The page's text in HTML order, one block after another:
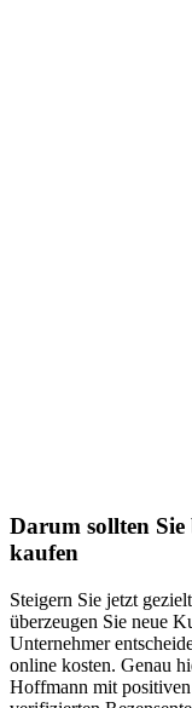
Darum sollten
kaufen
Steigern Sie jetzt
überzeugen Sie neue
Unternehmer
online kosten. Genau
Hoffmann mit